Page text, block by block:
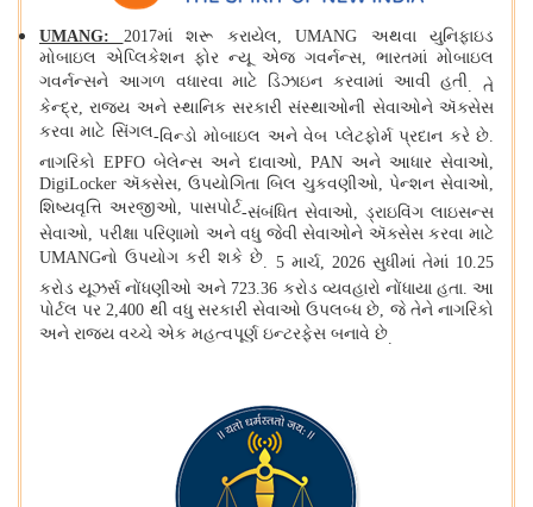
UMANG: 2017માં શરૂ કરાયેલ, UMANG અથવા યુનિફાઇડ
મોબાઇલ એપ્લિકેશન ફોર ન્યૂ એજ ગવર્નન્સ, ભારતમાં મોબાઇલ
ગવર્નન્સને આગળ વધારવા માટે ડિઝાઇન કરવામાં આવી હતી. તે
કેન્દ્ર, રાજ્ય અને સ્થાનિક સરકારી સંસ્થાઓની સેવાઓને ઍક્સેસ
કરવા માટે સિંગલ-વિન્ડો મોબાઇલ અને વેબ પ્લેટફોર્મ પ્રદાન કરે છે.
નાગરિકો EPFO ​​બેલેન્સ અને દાવાઓ, PAN અને આધાર સેવાઓ,
DigiLocker ઍક્સેસ, ઉપયોગિતા બિલ ચુકવણીઓ, પેન્શન સેવાઓ,
શિષ્યવૃત્તિ અરજીઓ, પાસપોર્ટ-સંબંધિત સેવાઓ, ડ્રાઇવિંગ લાઇસન્સ
સેવાઓ, પરીક્ષા પરિણામો અને વધુ જેવી સેવાઓને ઍક્સેસ કરવા માટે
UMANGનો ઉપયોગ કરી શકે છે. 5 માર્ચ, 2026 સુધીમાં તેમાં 10.25
કરોડ યૂઝર્સનોંધણીઓ અને 723.36 કરોડ વ્યવહારો નોંધાયા હતા.આ
પોર્ટલ પર 2,400 થી વધુ સરકારી સેવાઓ ઉપલબ્ધ છે, જે તેને નાગરિકો
અને રાજ્ય વચ્ચે એક મહત્વપૂર્ણ ઇન્ટરફેસ બનાવે છે.